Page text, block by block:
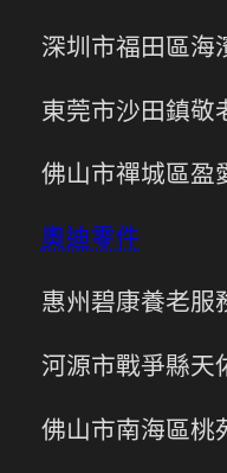
深圳市福田區海
東莞市沙田鎮敬
佛山市禪城區盈
奧迪零件
惠州碧康養老服
河源市戰爭縣天
佛山市南海區桃